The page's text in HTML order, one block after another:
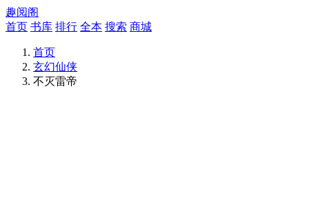
趣阅阁
首页 书库 排行 全本 搜索 商城
首页
玄幻仙侠
不灭雷帝